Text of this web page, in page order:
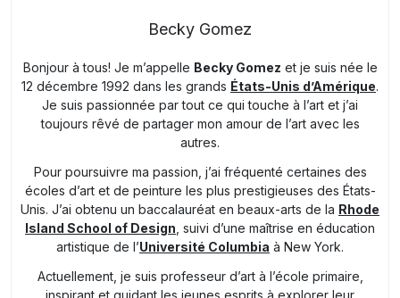
Becky Gomez
Bonjour à tous! Je m’appelle Becky Gomez et je suis née le
12 décembre 1992 dans les grands États-Unis d’Amérique.
Je suis passionnée par tout ce qui touche à l’art et j’ai
toujours rêvé de partager mon amour de l’art avec les
autres.
Pour poursuivre ma passion, j’ai fréquenté certaines des
écoles d’art et de peinture les plus prestigieuses des États-
Unis. J’ai obtenu un baccalauréat en beaux-arts de la Rhode
Island School of Design , suivi d’une maîtrise en éducation
artistique de l’Université Columbia à New York.
Actuellement, je suis professeur d’art à l’école primaire,